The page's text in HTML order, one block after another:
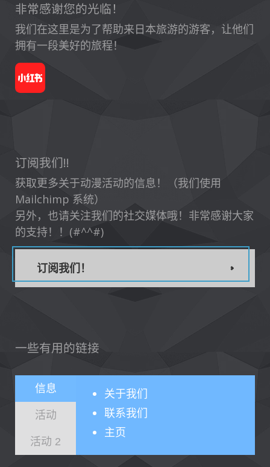
非常感谢您的光临！
我们在这里是为了帮助来日本旅游的游客，让他们
拥有一段美好的旅程！
订阅我们!!
获取更多关于动漫活动的信息！（我们使用
Mailchimp 系统）
另外，也请关注我们的社交媒体哦！非常感谢大家
的支持！！(#^^#)
订阅我们！
一些有用的链接
信息
活动
活动 2
关于我们
联系我们
主页